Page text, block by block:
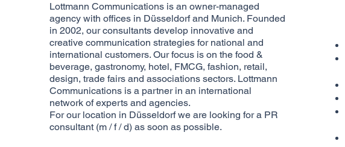
Lottmann Communications is an owner-managed
agency with offices in Düsseldorf and Munich. Founded
in 2002, our consultants develop innovative and
creative communication strategies for national and
international customers. Our focus is on the food &
beverage, gastronomy, hotel, FMCG, fashion, retail,
design, trade fairs and associations sectors. Lottmann
Communications is a partner in an international
network of experts and agencies.
For our location in Düsseldorf we are looking for a PR
consultant (m / f / d) as soon as possible.